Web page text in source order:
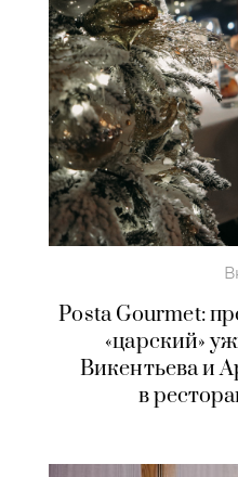
Posta Gourmet:
«царский»
Викентьева и
в